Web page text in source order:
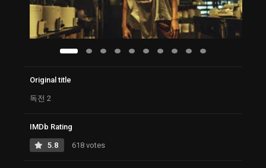
Original title
독전 2
IMDb Rating
5.8 618 votes